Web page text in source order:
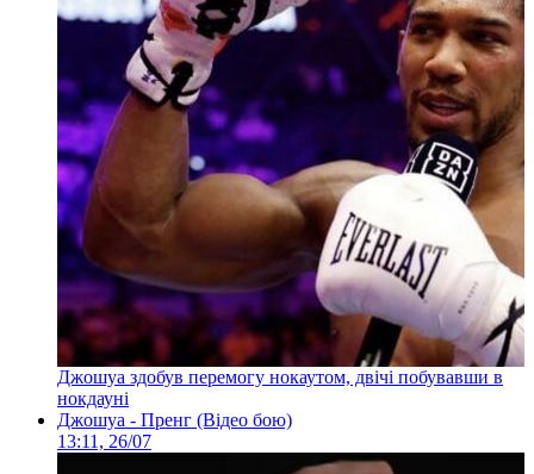
Джошуа здобув перемогу нокаутом, двічі побувавши в
нокдауні
Джошуа - Пренг (Відео бою)
13:11, 26/07